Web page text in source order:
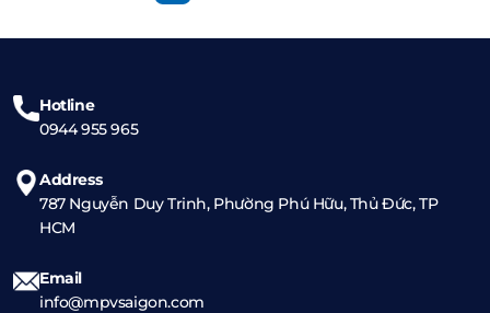
Hotline
0944 955 965
Address
787 Nguyễn Duy Trinh, Phường Phú Hữu, Thủ Đức, TP
HCM
Email
info@mpvsaigon.com